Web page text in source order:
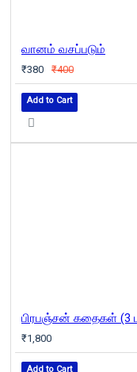
வானம் வசப்படும்
₹380 ₹400
Add to Cart
₹1,800
Add to Cart